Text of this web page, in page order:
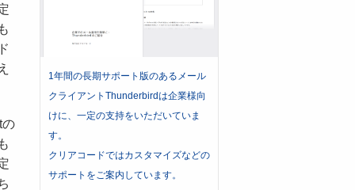
の
1年間の長期サポート版のあるメール
クライアントThunderbirdは企業様向
けに、一定の支持をいただいていま
す。
クリアコードではカスタマイズなどの
サポートをご案内しています。